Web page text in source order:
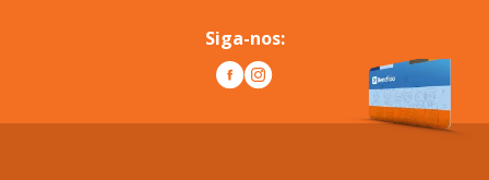
Siga-nos: